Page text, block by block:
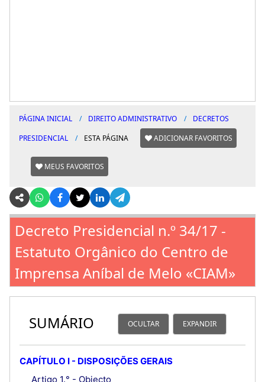
PÁGINA INICIAL DIREITO ADMINISTRATIVO
DECRETOS
PRESIDENCIAL
ESTA PÁGINA ADICIONAR FAVORITOS
MEUS FAVORITOS
Decreto Presidencial n.º 34/17 -
Estatuto Orgânico do Centro de
Imprensa Aníbal de Melo «CIAM»
SUMÁRIO OCULTAR EXPANDIR
CAPÍTULO I - DISPOSIÇÕES GERAIS
Artigo 1.° - Objecto